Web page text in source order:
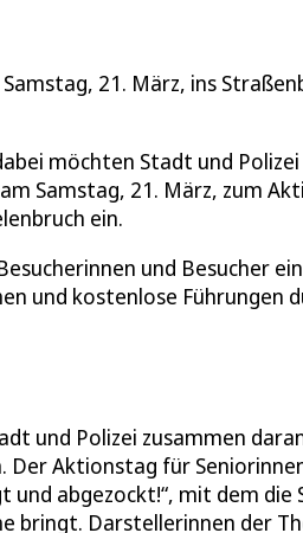
21. März, ins
möchten Stadt und
am Samstag, 21. März, zum
ein.
und Besucher
und kostenlose Führungen
und Polizei zusammen
Der Aktionstag für
abgezockt!“, mit dem die
bringt. Darstellerinnen der